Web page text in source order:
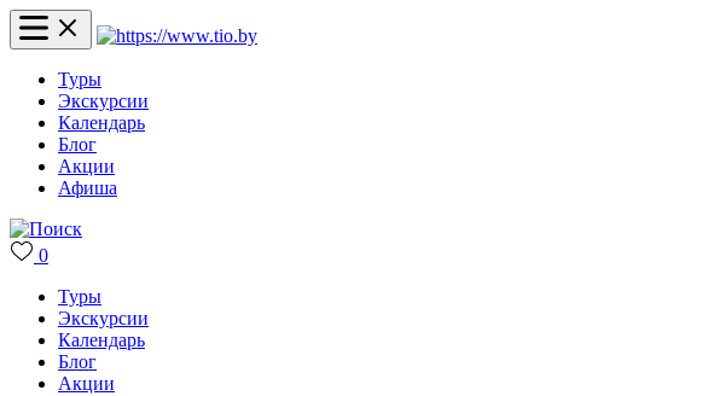
Туры
Экскурсии
Календарь
Блог
Акции
Афиша
0
Туры
Экскурсии
Календарь
Блог
Акции